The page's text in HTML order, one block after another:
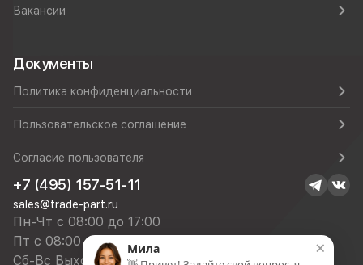
Вакансии
Документы
Политика конфиденциальности
Пользовательское соглашение
Согласие пользователя
+7 (495) 157-51-11
sales@trade-part.ru
Пн-Чт с 08:00 до 17:00
Пт с 08:00 до 16:00
Сб-Вс Выходной
×
Мила